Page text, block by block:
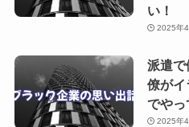
い！
2025年
派遣で
僚がイ
でやっ
2025年